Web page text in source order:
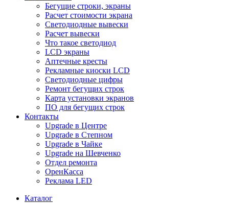
Бегущие строки, экраны
Расчет стоимости экрана
Светодиодные вывески
Расчет вывески
Что такое светодиод
LCD экраны
Аптечные кресты
Рекламные киоски LCD
Светодиодные цифры
Ремонт бегущих строк
Карта установки экранов
ПО для бегущих строк
Контакты
Upgrade в Центре
Upgrade в Степном
Upgrade в Чайке
Upgrade на Шевченко
Отдел ремонта
ОренКасса
Реклама LED
Каталог